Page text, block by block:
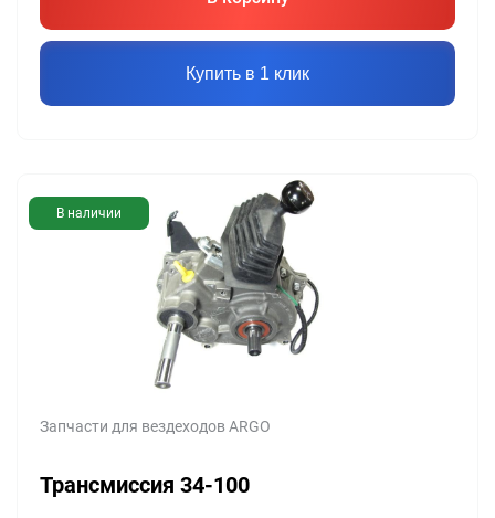
Купить в 1 клик
В наличии
Запчасти для вездеходов ARGO
Трансмиссия 34-100